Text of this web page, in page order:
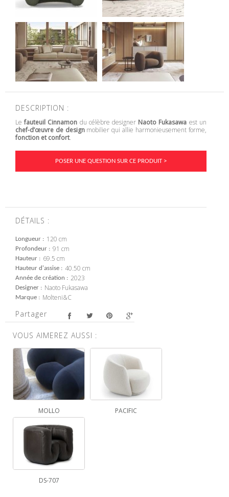
DESCRIPTION :
Lefauteuil Cinnamon du célèbre designer Naoto Fukasawa est un
chef-d’œuvre de designmobilier qui allie harmonieusement forme,
fonction et confort.
POSER UNE QUESTION SUR CE PRODUIT >
DÉTAILS :
Longueur 120 cm
Profondeur 91 cm
Hauteur 69.5 cm
Hauteur d'assise 40.50 cm
Année de création 2023
Designer Naoto Fukasawa
Marque Molteni&C
Partager
VOUS AIMEREZ AUSSI :
MOLLO PACIFIC
DS-707